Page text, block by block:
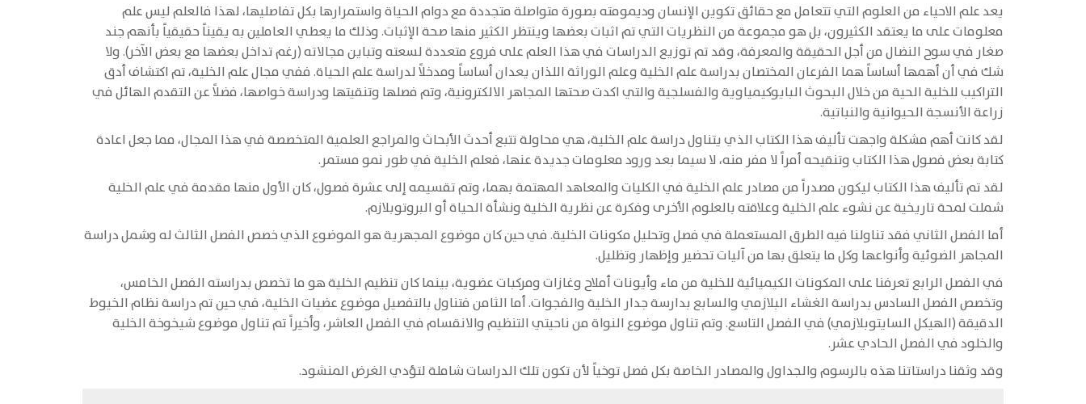
يعد علم الاحياء من العلوم التي تتعامل مع حقائق تكوين الإنسان وديمومته بصورة متواصلة متجددة مع دوام الحياة واستمرارها بكل تفاصليها، لهذا فالعلم ليس علم
معلومات على ما يعتقد الكثيرون، بل هو مجموعة من النظريات التي تم اثبات بعضها وينتظر الكثير منها صحة الإثبات. وذلك ما يعطي العاملين به يقيناً حقيقياً بأنهم جند
صغار في سوح النضال من أجل الحقيقة والمعرفة، وقد تم توزيع الدراسات في هذا العلم على فروع متعددة لسعته وتباين مجالاته (رغم تداخل بعضها مع بعض الآخر). ولا
شك في أن أهمها أساساً هما الفرعان المختصان بدراسة علم الخلية وعلم الوراثة اللذان يعدان أساساً ومدخلاً لدراسة علم الحياة. ففي مجال علم الخلية، تم اكتشاف أدق
التراكيب للخلية الحية من خلال البحوث البايوكيمياوية والفسلجية والتي اكدت صحتها المجاهر الالكترونية، وتم فصلها وتنقيتها ودراسة خواصها، فضلاً عن التقدم الهائل في
زراعة الأنسجة الحيوانية والنباتية.
لقد كانت أهم مشكلة واجهت تأليف هذا الكتاب الذي يتناول دراسة علم الخلية، هي محاولة تتبع أحدث الأبحاث والمراجع العلمية المتخصصة في هذا المجال، مما جعل اعادة
كتابة بعض فصول هذا الكتاب وتنقيحه أمراً لا مفر منه، لا سيما بعد ورود معلومات جديدة عنها، فعلم الخلية في طور نمو مستمر.
لقد تم تأليف هذا الكتاب ليكون مصدراً من مصادر علم الخلية في الكليات والمعاهد المهتمة بهما، وتم تقسيمه إلى عشرة فصول، كان الأول منها مقدمة في علم الخلية
شملت لمحة تاريخية عن نشوء علم الخلية وعلاقته بالعلوم الأخرى وفكرة عن نظرية الخلية ونشأة الحياة أو البروتوبلازم.
أما الفصل الثاني فقد تناولنا فيه الطرق المستعملة في فصل وتحليل مكونات الخلية. في حين كان موضوع المجهرية هو الموضوع الذي خصص الفصل الثالث له وشمل دراسة
المجاهر الضوئية وأنواعها وكل ما يتعلق بها من آليات تحضير وإظهار وتظليل.
في الفصل الرابع تعرفنا على المكونات الكيميائية للخلية من ماء وأيونات أملاح وغازات ومركبات عضوية، بينما كان تنظيم الخلية هو ما تخصص بدراسته الفصل الخامس،
وتخصص الفصل السادس بدراسة الغشاء البلازمي والسابع بدارسة جدار الخلية والفجوات. أما الثامن فتناول بالتفصيل موضوع عضيات الخلية، في حين تم دراسة نظام الخيوط
الدقيقة (الهيكل السايتوبلازمي) في الفصل التاسع. وتم تناول موضوع النواة من ناحيتي التنظيم والانقسام في الفصل العاشر، وأخيراً تم تناول موضوع شيخوخة الخلية
والخلود في الفصل الحادي عشر.
وقد وثقنا دراستاتنا هذه بالرسوم والجداول والمصادر الخاصة بكل فصل توخياً لأن تكون تلك الدراسات شاملة لتؤدي الغرض المنشود.